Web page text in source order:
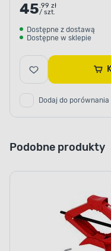
45.99 zł
/ szt.
Dostępne z dostawą
Dostępne w sklepie
Dodaj do porównania
Podobne produkty